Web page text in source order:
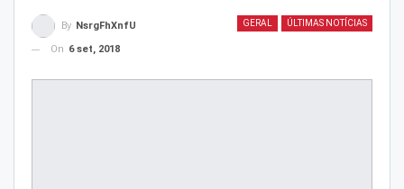
GERAL ÚLTIMAS NOTÍCIAS
By NsrgFhXnfU
On 6 set, 2018